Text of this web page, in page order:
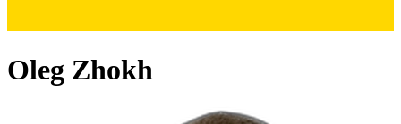
Oleg Zhokh